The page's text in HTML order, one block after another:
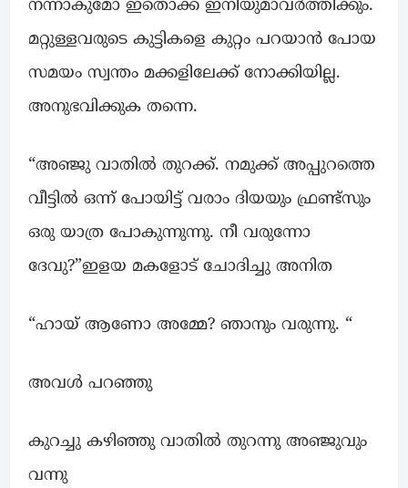
നന്നാകുമോ ഇതൊക്ക ഇനിയുമാവർത്തിക്കും.
മറ്റുള്ളവരുടെ കുട്ടികളെ കുറ്റം പറയാൻ പോയ
സമയം സ്വന്തം മക്കളിലേക്ക് നോക്കിയില്ല.
അനുഭവിക്കുക തന്നെ.
“അഞ്ജു വാതിൽ തുറക്ക്. നമുക്ക് അപ്പുറത്തെ
വീട്ടിൽ ഒന്ന് പോയിട്ട് വരാം ദിയയും ഫ്രണ്ട്സും
ഒരു യാത്ര പോകുന്നുന്നു. നീ വരുന്നോ
ദേവു?”ഇളയ മകളോട് ചോദിച്ചു അനിത
“ഹായ് ആണോ അമ്മേ? ഞാനും വരുന്നു. “
അവൾ പറഞ്ഞു
കുറച്ചു കഴിഞ്ഞു വാതിൽ തുറന്നു അഞ്ജുവും
വന്നു